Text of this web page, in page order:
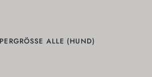
ALLE (HUND)